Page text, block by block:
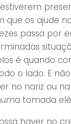
que os ajude
passa por
é quando
o lado. E
no nariz ou
tomada
haver no